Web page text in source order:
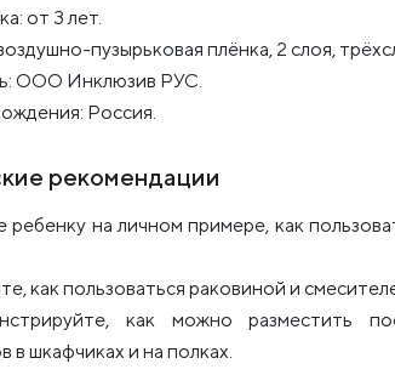
от 3 лет.
пузырьковая плёнка, 2 слоя,
ООО Инклюзив РУС.
Россия.
рекомендации
ребенку на личном примере, как
как пользоваться раковиной и
как можно разместить
в шкафчиках и на полках.